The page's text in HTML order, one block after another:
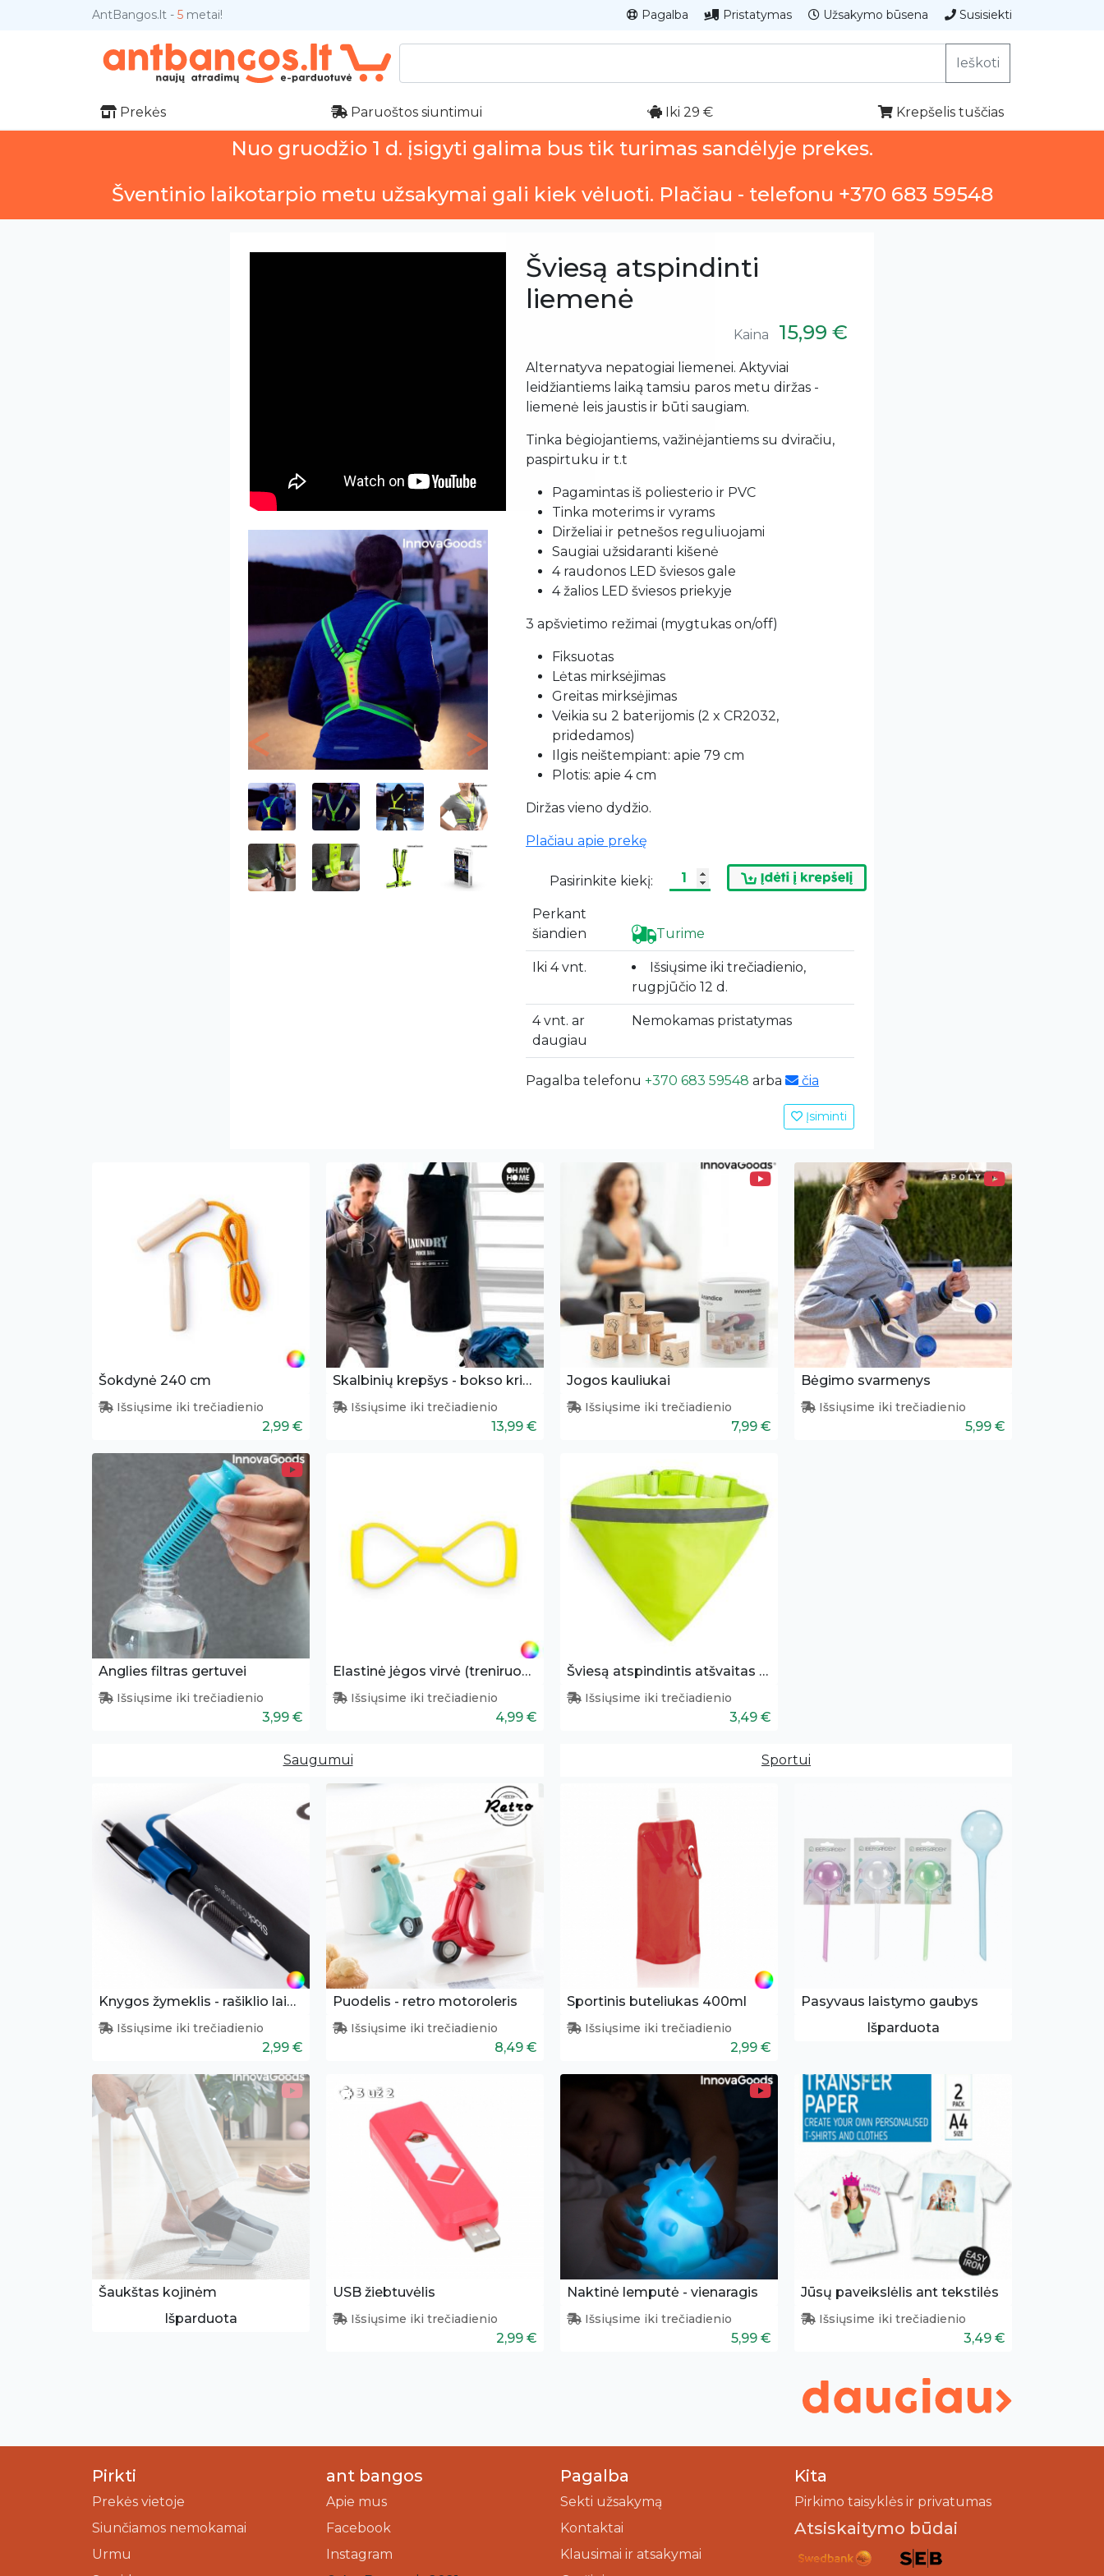
AntBangos.lt - 5 metai! Pagalba Pristatymas Užsakymo būsena Susisiekti
Ieškoti
Prekės Paruoštos siuntimui Iki 29 € Krepšelis tuščias
Nuo gruodžio 1 d. įsigyti galima bus tik turimas sandėlyje prekes.
Šventinio laikotarpio metu užsakymai gali kiek vėluoti. Plačiau - telefonu +370 683 59548
Previous Next
Šviesą atspindinti
liemenė
Kaina 15,99 €
Alternatyva nepatogiai liemenei. Aktyviai
leidžiantiems laiką tamsiu paros metu diržas -
liemenė leis jaustis ir būti saugiam.
Tinka bėgiojantiems, važinėjantiems su dviračiu,
paspirtuku ir t.t
Pagamintas iš poliesterio ir PVC
Tinka moterims ir vyrams
Dirželiai ir petnešos reguliuojami
Saugiai užsidaranti kišenė
4 raudonos LED šviesos gale
4 žalios LED šviesos priekyje
3 apšvietimo režimai (mygtukas on/off)
Fiksuotas
Lėtas mirksėjimas
Greitas mirksėjimas
Veikia su 2 baterijomis (2 x CR2032,
pridedamos)
Ilgis neištempiant: apie 79 cm
Plotis: apie 4 cm
Diržas vieno dydžio.
Plačiau apie prekę
Pasirinkite kiekį:
Perkant
šiandien
Turime
Iki 4 vnt.
Išsiųsime iki trečiadienio,
rugpjūčio 12 d.
4 vnt. ar
daugiau
Nemokamas pristatymas
Pagalba telefonu +370 683 59548 arba čia
Įsiminti
Šokdynė 240 cm
Išsiųsime iki trečiadienio
2,99 €
Skalbinių krepšys - bokso kriaušė
Išsiųsime iki trečiadienio
13,99 €
Jogos kauliukai
Išsiųsime iki trečiadienio
7,99 €
Bėgimo svarmenys
Išsiųsime iki trečiadienio
5,99 €
Anglies filtras gertuvei
Išsiųsime iki trečiadienio
3,99 €
Elastinė jėgos virvė (treniruoklis)
Išsiųsime iki trečiadienio
4,99 €
Šviesą atspindintis atšvaitas šunims
Išsiųsime iki trečiadienio
3,49 €
Saugumui Sportui
Knygos žymeklis - rašiklio laikiklis
Išsiųsime iki trečiadienio
2,99 €
Puodelis - retro motoroleris
Išsiųsime iki trečiadienio
8,49 €
Sportinis buteliukas 400ml
Išsiųsime iki trečiadienio
2,99 €
Pasyvaus laistymo gaubys
Išparduota
Šaukštas kojinėm
Išparduota
3 už 2
USB žiebtuvėlis
Išsiųsime iki trečiadienio
2,99 €
Naktinė lemputė - vienaragis
Išsiųsime iki trečiadienio
5,99 €
Jūsų paveikslėlis ant tekstilės
Išsiųsime iki trečiadienio
3,49 €
Pirkti
Prekės vietoje
Siunčiamos nemokamai
Urmu
ant bangos
Apie mus
Facebook
Instagram
Pagalba
Sekti užsakymą
Kontaktai
Klausimai ir atsakymai
Kita
Pirkimo taisyklės ir privatumas
Atsiskaitymo būdai